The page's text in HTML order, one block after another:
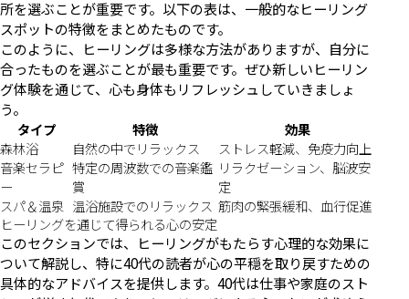
所を選ぶことが重要です。以下の表は、一般的なヒーリング
スポットの特徴をまとめたものです。
このように、ヒーリングは多様な方法がありますが、自分に
合ったものを選ぶことが最も重要です。ぜひ新しいヒーリン
グ体験を通じて、心も身体もリフレッシュしていきましょ
う。
タイプ
特徴
効果
森林浴
自然の中でリラックス
ストレス軽減、免疫力向上
音楽セラピ
ー
特定の周波数での音楽鑑
賞
リラクゼーション、脳波安
定
スパ＆温泉 温浴施設でのリラックス 筋肉の緊張緩和、血行促進
ヒーリングを通じて得られる心の安定
このセクションでは、ヒーリングがもたらす心理的な効果に
ついて解説し、特に40代の読者が心の平穏を取り戻すための
具体的なアドバイスを提供します。40代は仕事や家庭のスト